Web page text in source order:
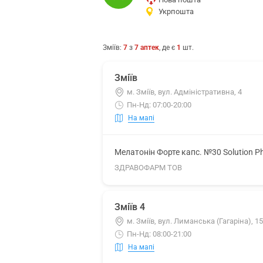
Укрпошта
Зміїв: 7 з 7 аптек, де є 1 шт.
Зміїв
м. Зміїв, вул. Адміністративна, 4
Пн-Нд: 07:00-20:00
На мапі
Мелатонін Форте капс. №30 Solution
ЗДРАВОФАРМ ТОВ
Зміїв 4
м. Зміїв, вул. Лиманська (Гагаріна), 15
Пн-Нд: 08:00-21:00
На мапі